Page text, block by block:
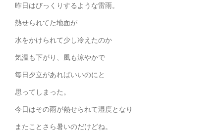
昨日はびっくりするような雷雨。
熱せられてた地面が
水をかけられて少し冷えたのか
気温も下がり、風も涼やかで
毎日夕立があればいいのにと
思ってしまった。
今日はその雨が熱せられて湿度となり
またことさら暑いのだけどね。